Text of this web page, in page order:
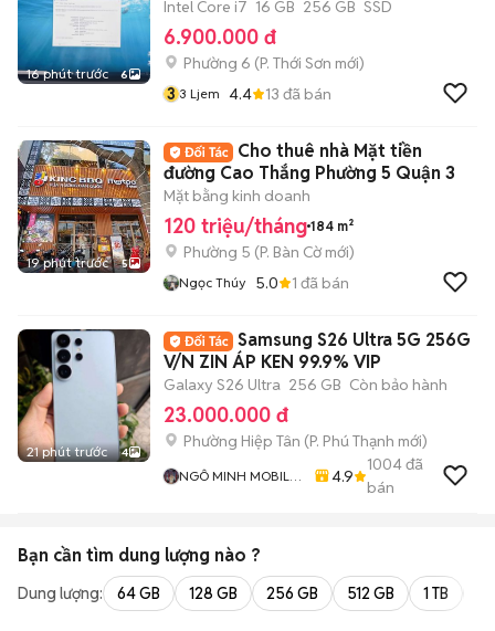
16 phút trước 6
Intel Core i7 16 GB 256 GB SSD
6.900.000 đ
Phường 6 (P. Thới Sơn mới)
3 3 Ljem 4.4 13 đã bán
19 phút trước 5
Cho thuê nhà Mặt tiền
đường Cao Thắng Phường 5 Quận 3
Mặt bằng kinh doanh
120 triệu/tháng 184 m²
Phường 5 (P. Bàn Cờmới)
Ngọc Thúy 5.0 1 đã bán
21 phút trước 4
Samsung S26 Ultra 5G 256G
V/N ZIN ÁP KEN 99.9% VIP
Galaxy S26 Ultra 256 GB Còn bảo hành
23.000.000 đ
Phường Hiệp Tân (P. Phú Thạnh mới)
NGÔ MINH MOBILE
4.9
1004đã
bán
Bạn cần tìm dung lượng nào ?
Dung lượng: 64 GB 128 GB 256 GB 512 GB 1 TB